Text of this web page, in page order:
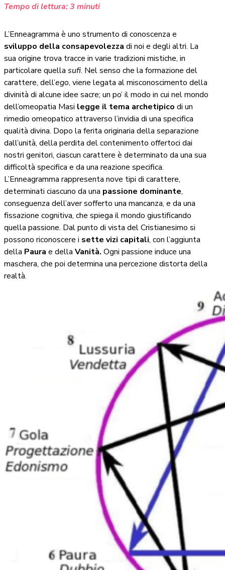
Tempo di lettura:3 minuti
L’Enneagramma è uno strumento di conoscenza e
sviluppo della consapevolezza di noi e degli altri. La
sua origine trova tracce in varie tradizioni mistiche, in
particolare quella sufi. Nel senso che la formazione del
carattere, dell’ego, viene legata al misconoscimento della
divinità di alcune idee sacre; un po’ il modo in cui nel mondo
dell’omeopatia Masi legge il tema archetipico di un
rimedio omeopatico attraverso l’invidia di una specifica
qualità divina. Dopo la ferita originaria della separazione
dall’unità, della perdita del contenimento offertoci dai
nostri genitori, ciascun carattere è determinato da una sua
difficoltà specifica e da una reazione specifica.
L’Enneagramma rappresenta nove tipi di carattere,
determinati ciascuno da una passione dominante,
conseguenza dell’aver sofferto una mancanza, e da una
fissazione cognitiva, che spiega il mondo giustificando
quella passione. Dal punto di vista del Cristianesimo si
possono riconoscere i sette vizi capitali, con l’aggiunta
della Paura e della Vanità. Ogni passione induce una
maschera, che poi determina una percezione distorta della
realtà.